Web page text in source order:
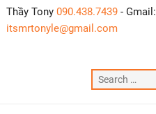
Skip
to
Thầy Tony 090.438.7439- Gmail:
itsmrtonyle@gmail.com